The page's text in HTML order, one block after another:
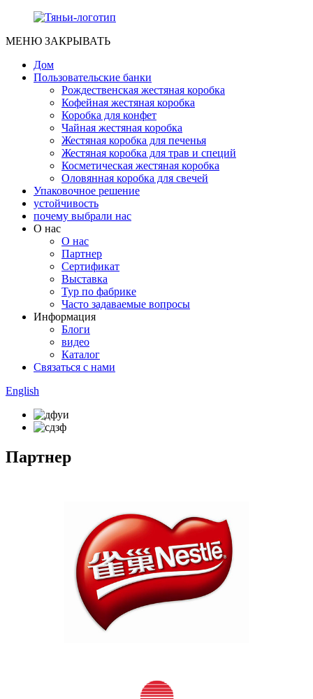
МЕНЮ ЗАКРЫВАТЬ
Дом
Пользовательские банки
Рождественская жестяная коробка
Кофейная жестяная коробка
Коробка для конфет
Чайная жестяная коробка
Жестяная коробка для печенья
Жестяная коробка для трав и специй
Косметическая жестяная коробка
Оловянная коробка для свечей
Упаковочное решение
устойчивость
почему выбрали нас
О нас
О нас
Партнер
Сертификат
Выставка
Тур по фабрике
Часто задаваемые вопросы
Информация
Блоги
видео
Каталог
Связаться с нами
English
Партнер